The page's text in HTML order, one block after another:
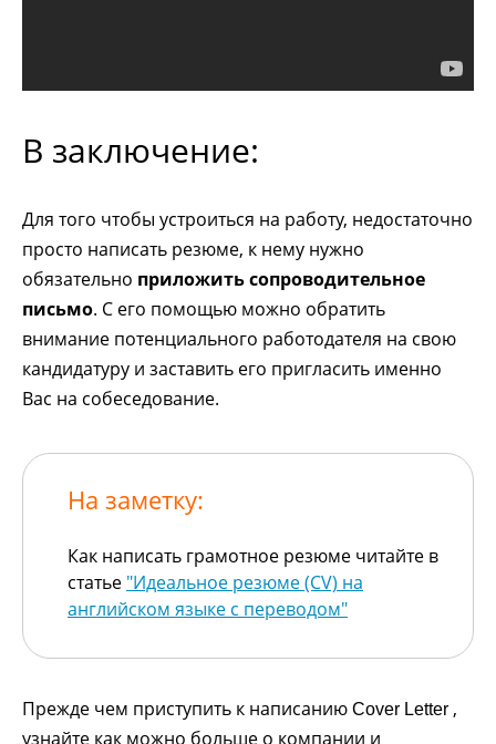
В заключение:
Для того чтобы устроиться на работу, недостаточно
просто написать резюме, к нему нужно
обязательно приложить сопроводительное
письмо. С его помощью можно обратить
внимание потенциального работодателя на свою
кандидатуру и заставить его пригласить именно
Вас на собеседование.
На заметку:
Как написать грамотное резюме читайте в
статье "Идеальное резюме (CV) на
английском языке с переводом"
Прежде чем приступить к написанию Cover Letter ,
узнайте как можно больше о компании и